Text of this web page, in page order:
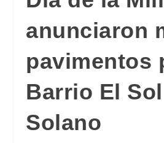
anunciaron
pavimentos
Barrio El
Solano